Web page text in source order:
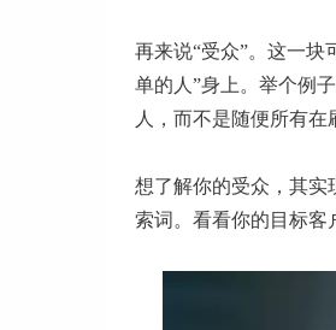
再来说“受众”。这一
单的人”身上。举个例
人，而不是随便所有
想了解你的受众，其实
索词。看看你的目标客